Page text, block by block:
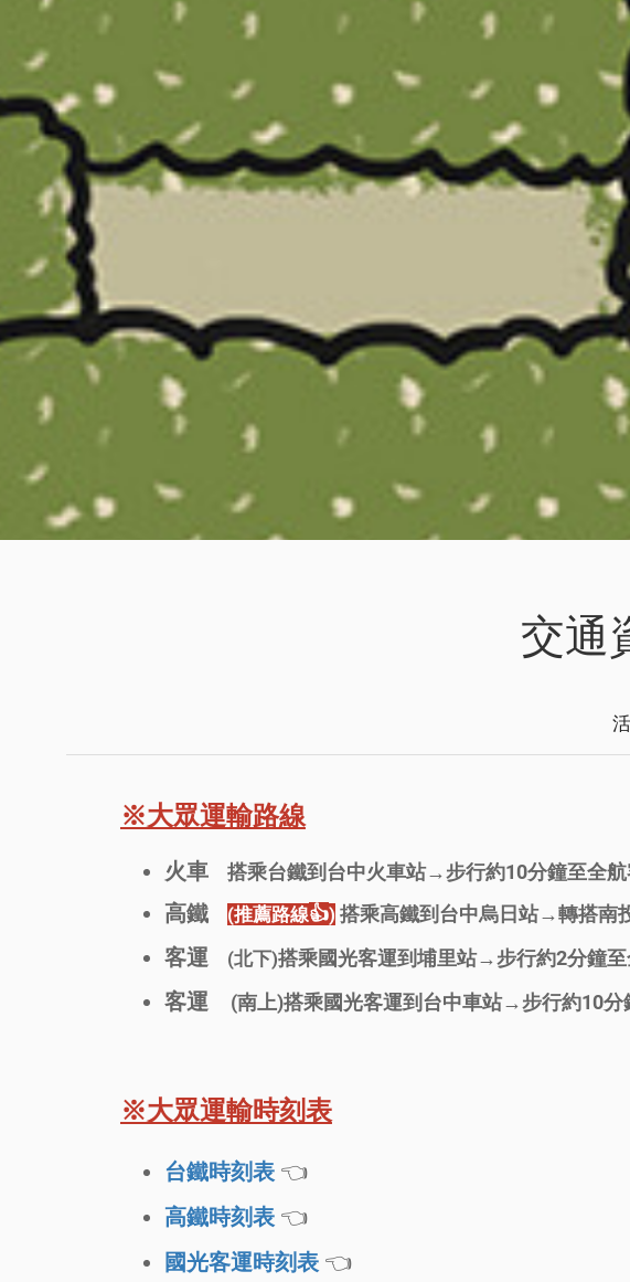
交通
※大眾運輸路線
火車 搭乘台鐵到台中火車站→步行約10分鐘至全
高鐵 (推薦路線👍) 搭乘高鐵到台中烏日站→轉搭南
客運(北下)搭乘國光客運到埔里站→步行約2分鐘至
客運 (南上)搭乘國光客運到台中車站→步行約10分
※大眾運輸時刻表
台鐵時刻表👈
高鐵時刻表 👈
國光客運時刻表 👈